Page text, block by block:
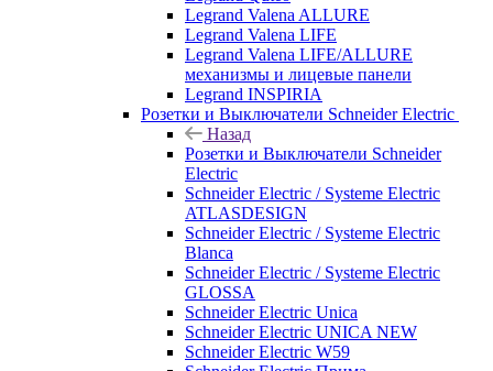
Legrand Valena ALLURE
Legrand Valena LIFE
Legrand Valena LIFE/ALLURE
механизмы и лицевые панели
Legrand INSPIRIA
Розетки и Выключатели Schneider Electric
Назад
Розетки и Выключатели Schneider
Electric
Schneider Electric / Systeme Electric
ATLASDESIGN
Schneider Electric / Systeme Electric
Blanca
Schneider Electric / Systeme Electric
GLOSSA
Schneider Electric Unica
Schneider Electric UNICA NEW
Schneider Electric W59